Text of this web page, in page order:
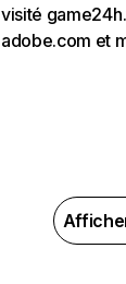
visité
adobe.com et